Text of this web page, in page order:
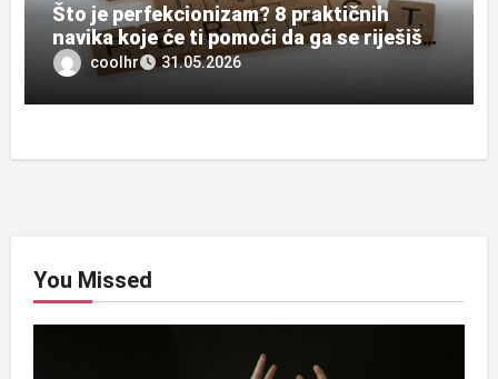
Što je perfekcionizam? 8 praktičnih
navika koje će ti pomoći da ga se riješiš
zauvijek
coolhr 31.05.2026
You Missed